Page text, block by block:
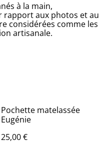
à la main,
rapport aux photos et au
considérées comme les
artisanale.
Pochette matelassée
Eugénie
25,00 €